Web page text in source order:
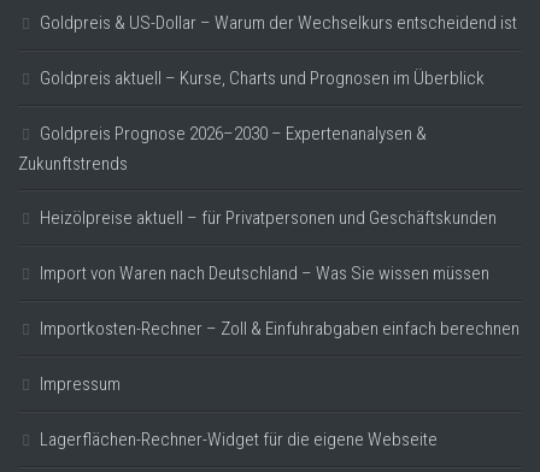
Goldpreis & US-Dollar – Warum der Wechselkurs entscheidend ist
Goldpreis aktuell – Kurse, Charts und Prognosen im Überblick
Goldpreis Prognose 2026–2030 – Expertenanalysen &
Zukunftstrends
Heizölpreise aktuell – für Privatpersonen und Geschäftskunden
Import von Waren nach Deutschland – Was Sie wissen müssen
Importkosten-Rechner – Zoll & Einfuhrabgaben einfach berechnen
Impressum
Lagerflächen-Rechner-Widget für die eigene Webseite